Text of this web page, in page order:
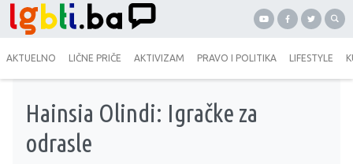
AKTUELNO LIČNE PRIČE AKTIVIZAM PRAVO I POLITIKA LIFESTYLE
Hainsia Olindi: Igračke za
odrasle